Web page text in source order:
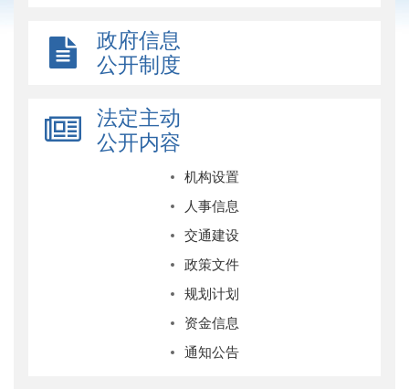
政府信息
公开制度
法定主动
公开内容
机构设置
人事信息
交通建设
政策文件
规划计划
资金信息
通知公告